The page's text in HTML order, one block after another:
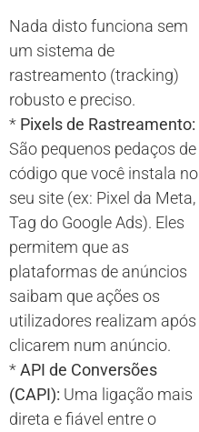
Nada disto funciona sem
um sistema de
rastreamento (tracking)
robusto e preciso.
* Pixels de Rastreamento:
São pequenos pedaços de
código que você instala no
seu site (ex: Pixel da Meta,
Tag do Google Ads). Eles
permitem que as
plataformas de anúncios
saibam que ações os
utilizadores realizam após
clicarem num anúncio.
*API de Conversões
(CAPI): Uma ligação mais
direta e fiável entre o